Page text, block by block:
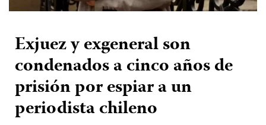
Exjuez y exgeneral son
condenados a cinco años de
prisión por espiar a un
periodista chileno